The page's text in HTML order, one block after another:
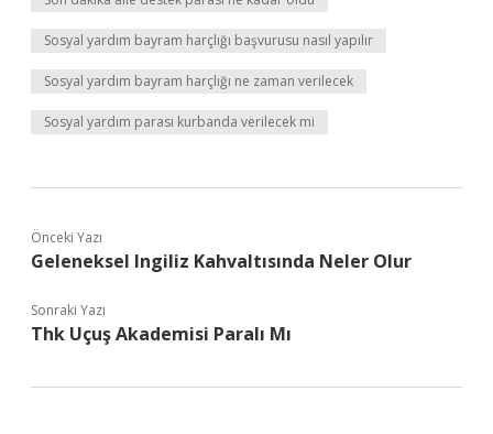
Sosyal yardım bayram harçlığı başvurusu nasıl yapılır
Sosyal yardım bayram harçlığı ne zaman verilecek
Sosyal yardım parası kurbanda verilecek mi
Önceki Yazı
Geleneksel Ingiliz Kahvaltısında Neler Olur
Sonraki Yazı
Thk Uçuş Akademisi Paralı Mı